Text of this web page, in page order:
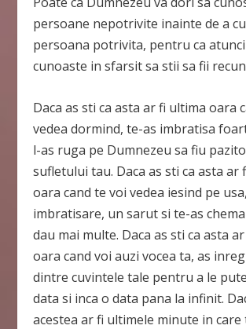
persoane nepotrivite inainte de a
persoana potrivita, pentru ca atunci
cunoaste in sfarsit sa stii sa fii
Daca as sti ca asta ar fi ultima oara
vedea dormind, te-as imbratisa
l-as ruga pe Dumnezeu sa fiu
sufletului tau. Daca as sti ca asta ar
oara cand te voi vedea iesind pe
imbratisare, un sarut si te-as
dau mai multe. Daca as sti ca asta
oara cand voi auzi vocea ta, as
dintre cuvintele tale pentru a le
data si inca o data pana la infinit.
acestea ar fi ultimele minute in care